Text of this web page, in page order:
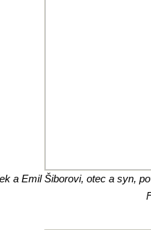
a Emil Šiborovi, otec a syn,